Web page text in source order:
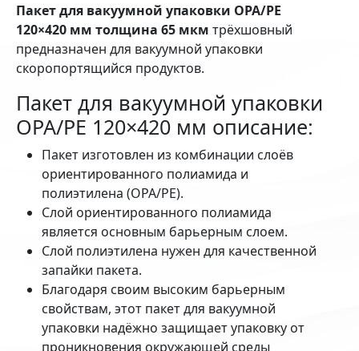
Пакет для вакуумной упаковки OPA/PE
120×420 мм толщина 65 мкм трёхшовный
предназначен для вакуумной упаковки
скоропортящийся продуктов.
Пакет для вакуумной упаковки
OPA/PE 120×420 мм описание:
Пакет изготовлен из комбинации слоёв
ориентированного полиамида и
полиэтилена (OPA/PE).
Слой ориентированного полиамида
является основным барьерным слоем.
Слой полиэтилена нужен для качественной
запайки пакета.
Благодаря своим высоким барьерным
свойствам, этот пакет для вакуумной
упаковки надёжно защищает упаковку от
проникновения окружающей среды